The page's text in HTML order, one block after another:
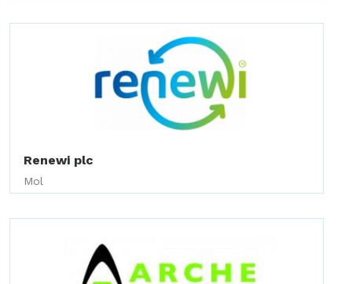
Renewi plc
Mol